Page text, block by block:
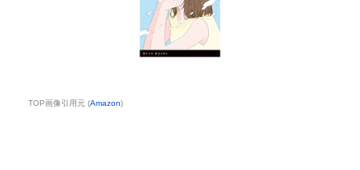
TOP画像引用元 (Amazon)